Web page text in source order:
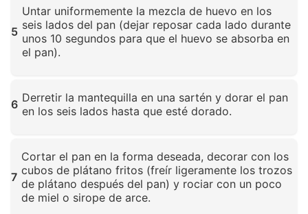
5
Untar uniformemente la mezcla de huevo en los
seis lados del pan (dejar reposar cada lado durante
unos 10 segundos para que el huevo se absorba en
el pan).
6 Derretir la mantequilla en una sartén y dorar el pan
en los seis lados hasta que esté dorado.
7
Cortar el pan en la forma deseada, decorar con los
cubos de plátano fritos (freír ligeramente los trozos
de plátano después del pan) y rociar con un poco
de miel o sirope de arce.